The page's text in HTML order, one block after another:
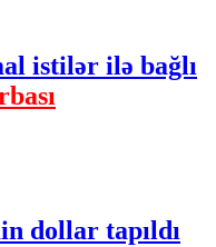
istilər ilə bağlı
dollar tapıldı